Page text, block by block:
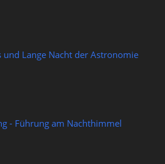
Lange Nacht der Astronomie
- Führung am Nachthimmel